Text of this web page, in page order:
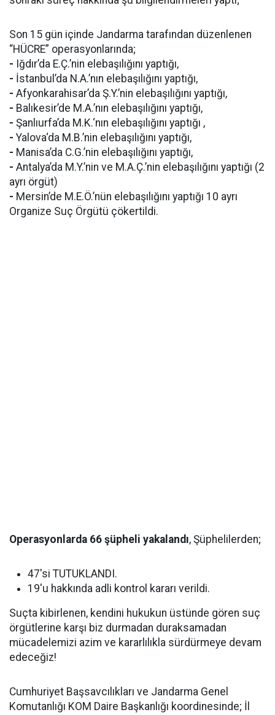
Son 15 gün içinde Jandarma tarafından düzenlenen
“HÜCRE” operasyonlarında;
- Iğdır’da E.Ç.’nin elebaşılığını yaptığı,
- İstanbul’da N.A.’nın elebaşılığını yaptığı,
- Afyonkarahisar’da Ş.Y.’nin elebaşılığını yaptığı,
- Balıkesir’de M.A.’nın elebaşılığını yaptığı,
- Şanlıurfa’da M.K.‘nın elebaşılığını yaptığı ,
- Yalova‘da M.B.’nin elebaşılığını yaptığı,
- Manisa’da C.G.’nin elebaşılığını yaptığı,
- Antalya’da M.Y.’nin ve M.A.Ç.’nin elebaşılığını yaptığı (2
ayrı örgüt)
- Mersin’de M.E.Ö.’nün elebaşılığını yaptığı 10 ayrı
Organize Suç Örgütü çökertildi.
Operasyonlarda 66 şüpheli yakalandı, Şüphelilerden;
47'si TUTUKLANDI.
19'u hakkında adli kontrol kararı verildi.
Suçta kibirlenen, kendini hukukun üstünde gören suç
örgütlerine karşı biz durmadan duraksamadan
mücadelemizi azim ve kararlılıkla sürdürmeye devam
edeceğiz!
Cumhuriyet Başsavcılıkları ve Jandarma Genel
Komutanlığı KOM Daire Başkanlığı koordinesinde; İl